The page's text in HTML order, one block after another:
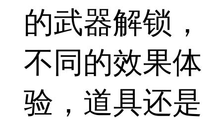
的武器解锁，
不同的效果体
验，道具还是